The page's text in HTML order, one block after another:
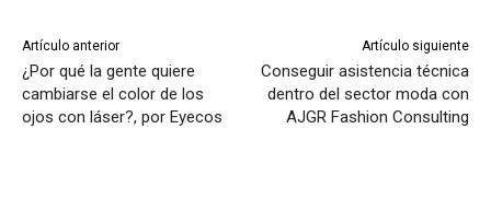
Artículo anterior
¿Por qué la gente quiere
cambiarse el color de los
ojos con láser?, por Eyecos
Artículo siguiente
Conseguir asistencia técnica
dentro del sector moda con
AJGR Fashion Consulting